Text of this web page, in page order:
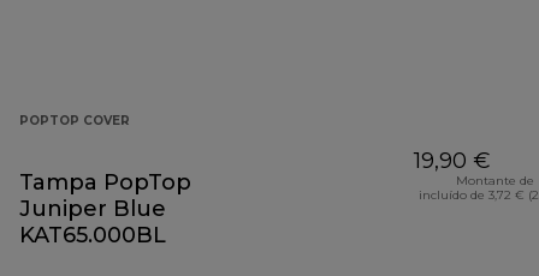
POPTOP COVER
Tampa PopTop
Juniper Blue
KAT65.000BL
19,90 €
Montante de
incluído de 3,72 €